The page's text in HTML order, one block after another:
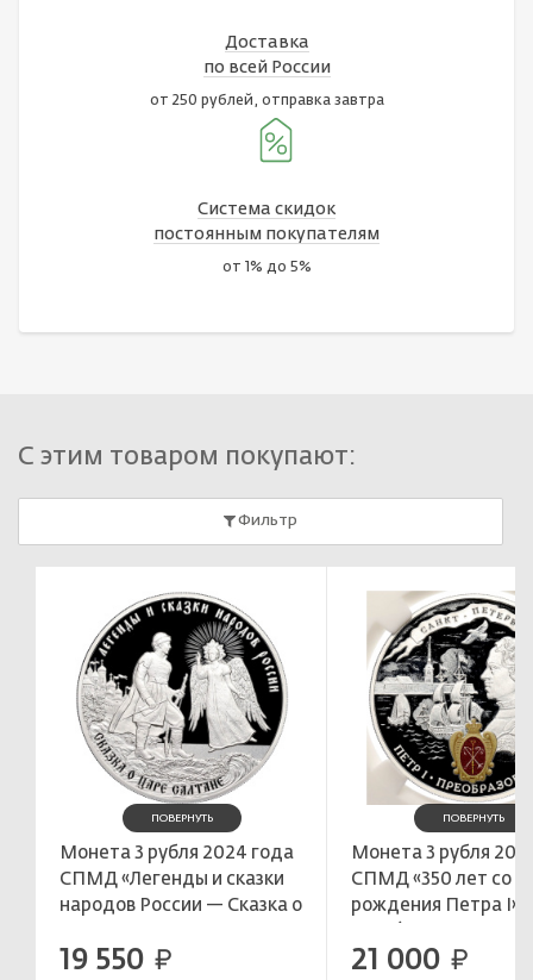
Доставка
по всей России
от 250 рублей, отправка завтра
Система скидок
постоянным покупателям
от 1% до 5%
С этим товаром покупают:
Фильтр
ПОВЕРНУТЬ
Монета 3 рубля 2024 года
СПМД «Легенды и сказки
народов России — Сказка о
19 550 руб.
ПОВЕРНУТЬ
Монета 3 рубля
СПМД «350 лет со
рождения Петра I»
21 000 руб.